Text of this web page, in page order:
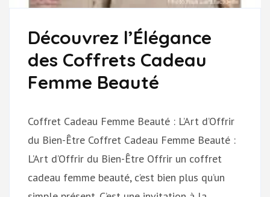
Découvrez l’Élégance
des Coffrets Cadeau
Femme Beauté
Coffret Cadeau Femme Beauté : L’Art d’Offrir
du Bien-Être Coffret Cadeau Femme Beauté :
L’Art d’Offrir du Bien-Être Offrir un coffret
cadeau femme beauté, c’est bien plus qu’un